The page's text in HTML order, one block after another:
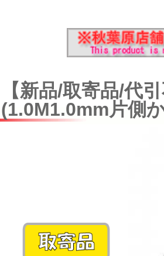
【新品/取寄品/代
(1.0M1.0mm片側